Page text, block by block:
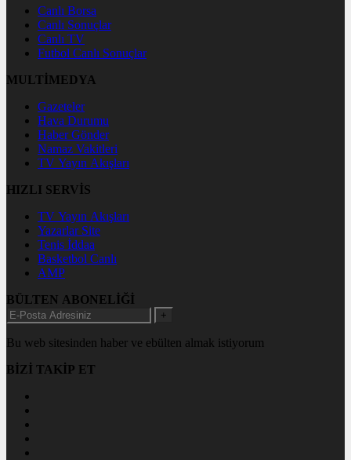
Canlı Borsa
Canlı Sonuçlar
Canlı TV
Futbol Canlı Sonuçlar
MULTİMEDYA
Gazeteler
Hava Durumu
Haber Gönder
Namaz Vakitleri
TV Yayın Akışları
HIZLI SERVİS
TV Yayın Akışları
Yazarlar Site
Tenis İddaa
Basketbol Canlı
AMP
BÜLTEN ABONELİĞİ
+
Bu web sitesinden haber ve ebülten almak istiyorum
BİZİ TAKİP ET